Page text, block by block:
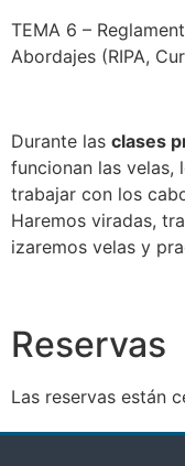
TEMA 6 –
Abordajes (RIPA,
Durante las clases
funcionan las velas,
trabajar con los
Haremos viradas,
izaremos velas y
Reservas
Las reservas están